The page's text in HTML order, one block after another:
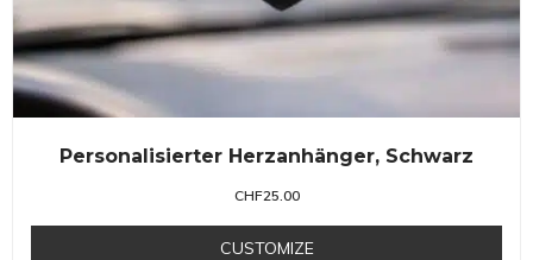
Personalisierter Herzanhänger, Schwarz
CHF25.00
CUSTOMIZE